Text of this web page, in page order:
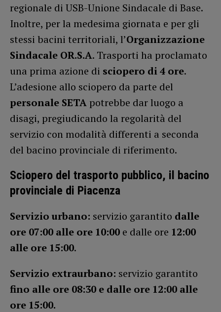
regionale di USB-Unione Sindacale di Base.
Inoltre, per la medesima giornata e per gli
stessi bacini territoriali, l’Organizzazione
Sindacale OR.S.A. Trasporti ha proclamato
una prima azione di sciopero di 4 ore.
L’adesione allo sciopero da parte del
personale SETA potrebbe dar luogo a
disagi, pregiudicando la regolarità del
servizio con modalità differenti a seconda
del bacino provinciale di riferimento.
Sciopero del trasporto pubblico, il bacino
provinciale di Piacenza
Servizio urbano: servizio garantito dalle
ore 07:00 alle ore 10:00 e dalle ore 12:00
alle ore 15:00.
Servizio extraurbano: servizio garantito
fino alle ore 08:30 e dalle ore 12:00 alle
ore 15:00.